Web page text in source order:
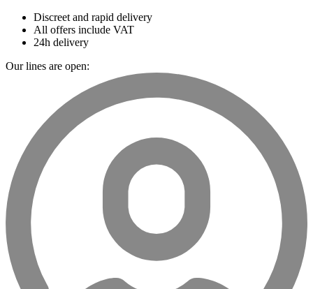
Discreet and rapid delivery
All offers include VAT
24h delivery
Our lines are open: